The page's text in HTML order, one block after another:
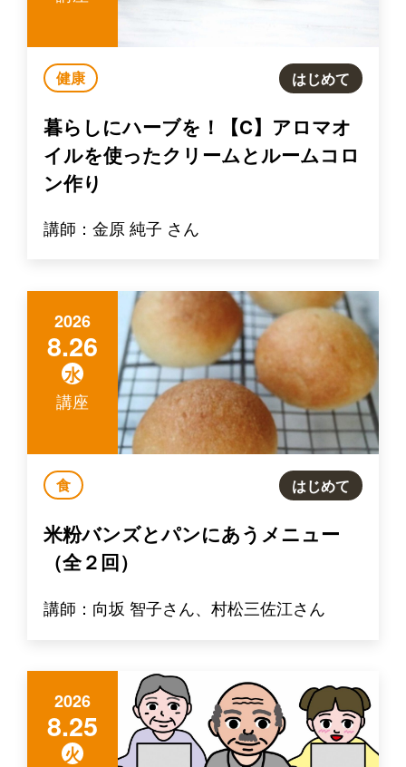
健康 はじめて
暮らしにハーブを！【C】アロマオ
イルを使ったクリームとルームコロ
ン作り
講師：金原 純子 さん
2026
8.26
水
講座
食 はじめて
米粉バンズとパンにあうメニュー
（全２回）
講師：向坂 智子さん、村松三佐江さん
2026
8.25
火